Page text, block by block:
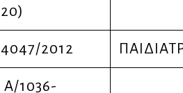
20)
4047/2012
Α/1036-